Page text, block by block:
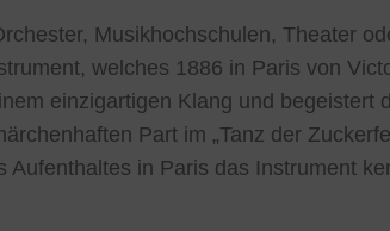
Musikhochschulen, Theater
welches 1886 in Paris von
einzigartigen Klang und
Part im „Tanz der
Aufenthaltes in Paris das Instrument